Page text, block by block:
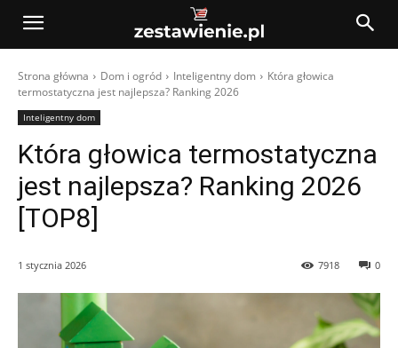
Strona główna Dom i ogród Inteligentny dom
Która głowica
termostatyczna jest najlepsza? Ranking 2026
Inteligentny dom
Która głowica termostatyczna
jest najlepsza? Ranking 2026
[TOP8]
1 stycznia 2026 0
7918